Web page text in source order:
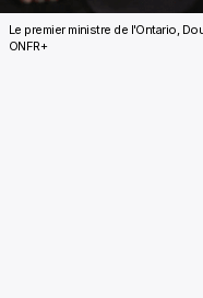
Le premier ministre de l'Ontario,
ONFR+